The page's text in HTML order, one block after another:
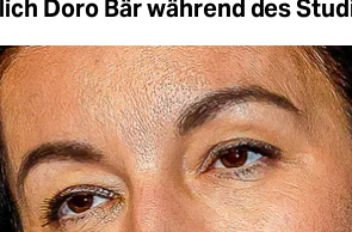
Doro Bär während des